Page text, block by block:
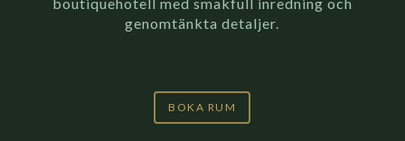
genomtänkta detaljer.
BOKA RUM